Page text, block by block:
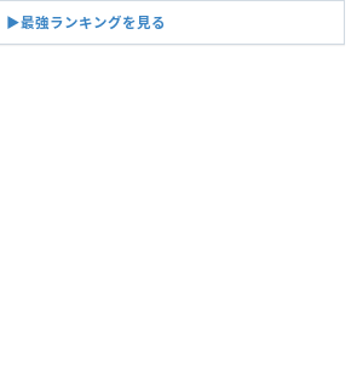
▶︎最強ランキングを見る